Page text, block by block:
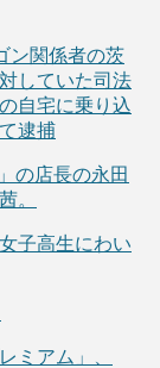
ン関係者の茨
していた司法
自宅に乗り込
逮捕
の店長の永田
。
子高生にわい
ミアム」、